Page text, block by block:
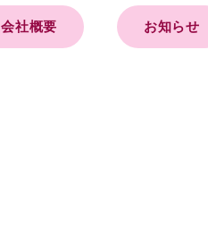
会社概要 お知らせ